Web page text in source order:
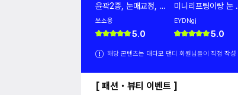
윤곽2종, 눈매교정, 코
수술 반년차 후기입니
다
쏘소웅
5.0
미니리프팅이랑 눈
지 1개월 하고 2주차
깔끔해진 얼굴
EYDNgj
5.0
해당 콘텐츠는 대다모 댄디 회원님들이 직접 작
[ 패션・뷰티 이벤트 ]